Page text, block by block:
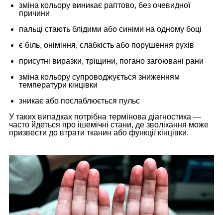
зміна кольору виникає раптово, без очевидної
причини
пальці стають блідими або синіми на одному боці
є біль, оніміння, слабкість або порушення рухів
присутні виразки, тріщини, погано загоювані рани
зміна кольору супроводжується зниженням
температури кінцівки
зникає або послаблюється пульс
У таких випадках потрібна термінова діагностика —
часто йдеться про ішемічні стани, де зволікання може
призвести до втрати тканин або функції кінцівки.